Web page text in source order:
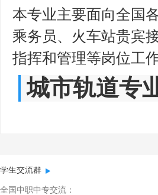
本专业主要面向全国
乘务员、火车站贵宾
指挥和管理等岗位工
城市轨道专
学生交流群
全国中职中专交流：